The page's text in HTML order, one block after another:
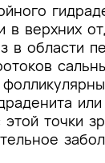
в верхних
в области
точки